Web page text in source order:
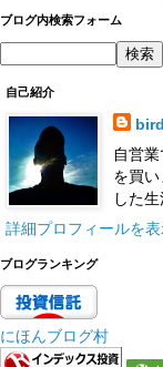
ブログ内検索フォーム
自己紹介
自営
を買
した
詳細プロフィールを
ブログランキング
にほんブログ村